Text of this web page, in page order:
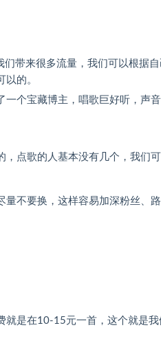
们带来很多流量，我们可以根据
的。
一个宝藏博主，唱歌巨好听，声
，点歌的人基本没有几个，我们
不要换，这样容易加深粉丝、路
是在10-15元一首，这个就是我